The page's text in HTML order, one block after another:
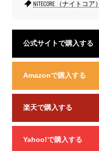
NITECORE （ナイトコア）
公式サイトで購入する
Amazonで購入する
楽天で購入する
Yahoo!で購入する